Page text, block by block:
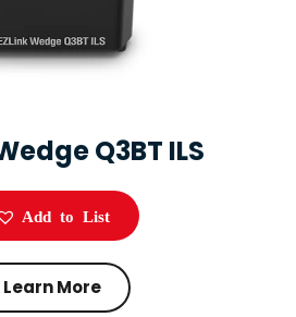
Q3BT ILS
Add to List
Learn More